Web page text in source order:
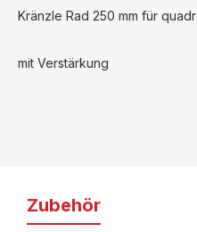
Kränzle Rad 250 mm für
mit Verstärkung
Zubehör